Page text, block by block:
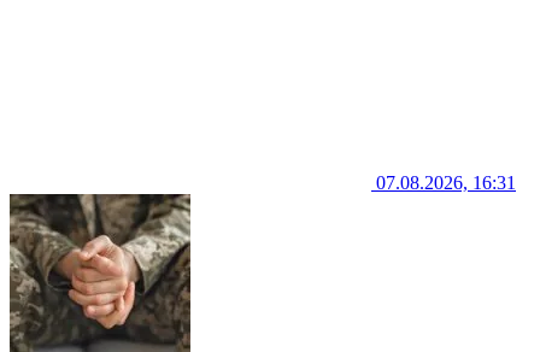
07.08.2026, 16:31